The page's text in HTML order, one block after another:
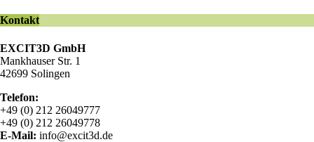
Kontakt
EXCIT3D GmbH
Mankhauser Str. 1
42699 Solingen
Telefon:
+49 (0) 212 26049777
+49 (0) 212 26049778
E-Mail: info@excit3d.de